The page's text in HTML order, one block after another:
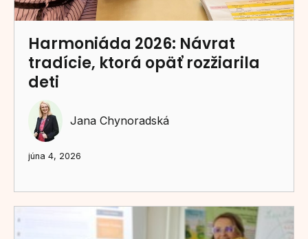
Harmoniáda 2026: Návrat
tradície, ktorá opäť rozžiarila
deti
Jana Chynoradská
júna 4, 2026